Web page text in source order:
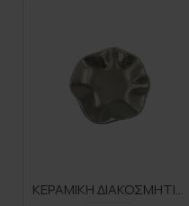
ΚΕΡΑΜΙΚΗ ΔΙΑΚΟΣΜΗΤΙΚΗ ΠΙΑΤΕΛΑ ΑΝΟΙΧΤΟ ΧΡΥΣΟ ΣΤΑΜΠΩΤΟ - 20x20x4cm 1/12KIB